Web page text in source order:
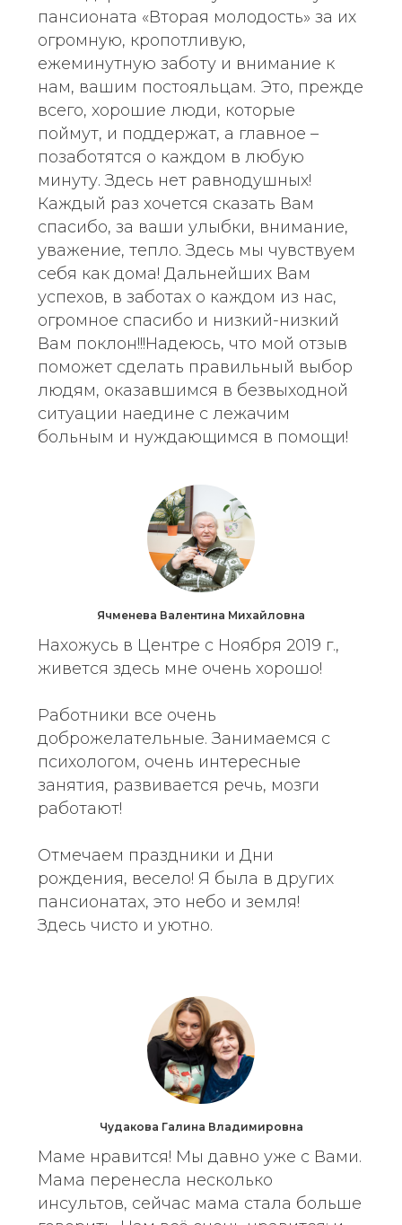
пансионата «Вторая молодость» за их
огромную, кропотливую,
ежеминутную заботу и внимание к
нам, вашим постояльцам. Это, прежде
всего, хорошие люди, которые
поймут, и поддержат, а главное –
позаботятся о каждом в любую
минуту. Здесь нет равнодушных!
Каждый раз хочется сказать Вам
спасибо, за ваши улыбки, внимание,
уважение, тепло. Здесь мы чувствуем
себя как дома! Дальнейших Вам
успехов, в заботах о каждом из нас,
огромное спасибо и низкий-низкий
Вам поклон!!!Надеюсь, что мой отзыв
поможет сделать правильный выбор
людям, оказавшимся в безвыходной
ситуации наедине с лежачим
больным и нуждающимся в помощи!
Ячменева Валентина Михайловна
Нахожусь в Центре с Ноября 2019 г.,
живется здесь мне очень хорошо!
Работники все очень
доброжелательные. Занимаемся с
психологом, очень интересные
занятия, развивается речь, мозги
работают!
Отмечаем праздники и Дни
рождения, весело! Я была в других
пансионатах, это небо и земля!
Здесь чисто и уютно.
Чудакова Галина Владимировна
Маме нравится! Мы давно уже с Вами.
Мама перенесла несколько
инсультов, сейчас мама стала больше